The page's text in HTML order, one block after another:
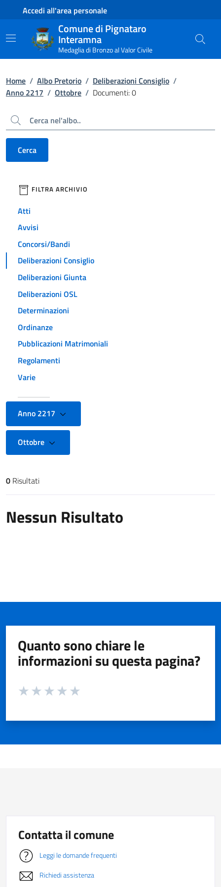
Contenuto principale
Piede di paginaAccedi all'area personale
Comune di Pignataro
Interamna
Medaglia di Bronzo al Valor Civile
Home / Albo Pretorio / Deliberazioni Consiglio /
Anno 2217 / Ottobre / Documenti: 0
Cerca
Cerca
filtri da applicare
FILTRA ARCHIVIO
Atti
Avvisi
Concorsi/Bandi
Deliberazioni Consiglio
Deliberazioni Giunta
Deliberazioni OSL
Determinazioni
Ordinanze
Pubblicazioni Matrimoniali
Regolamenti
Varie
Anno 2217
Ottobre
Risultati di ricerca
0 Risultati
Nessun Risultato
Quanto sono chiare le
informazioni su questa pagina?
Valuta da 1 a 5 stelle la pagina
Contatta il comune
Leggi le domande frequenti
Richiedi assistenza